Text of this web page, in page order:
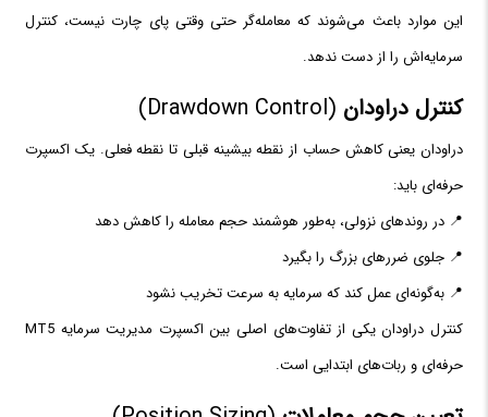
این موارد باعث می‌شوند که معامله‌گر حتی وقتی پای چارت نیست، کنترل
سرمایه‌اش را از دست ندهد.
کنترل دراودان (Drawdown Control)
دراودان یعنی کاهش حساب از نقطه بیشینه قبلی تا نقطه فعلی. یک اکسپرت
حرفه‌ای باید:
📍 در روندهای نزولی، به‌طور هوشمند حجم معامله را کاهش دهد
📍 جلوی ضررهای بزرگ را بگیرد
📍 به‌گونه‌ای عمل کند که سرمایه به سرعت تخریب نشود
کنترل دراودان یکی از تفاوت‌های اصلی بین اکسپرت مدیریت سرمایه MT5
حرفه‌ای و ربات‌های ابتدایی است.